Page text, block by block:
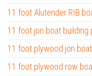
11 foot Alutender RIB
11 foot jon boat building
11 foot plywood jon
11 foot plywood row